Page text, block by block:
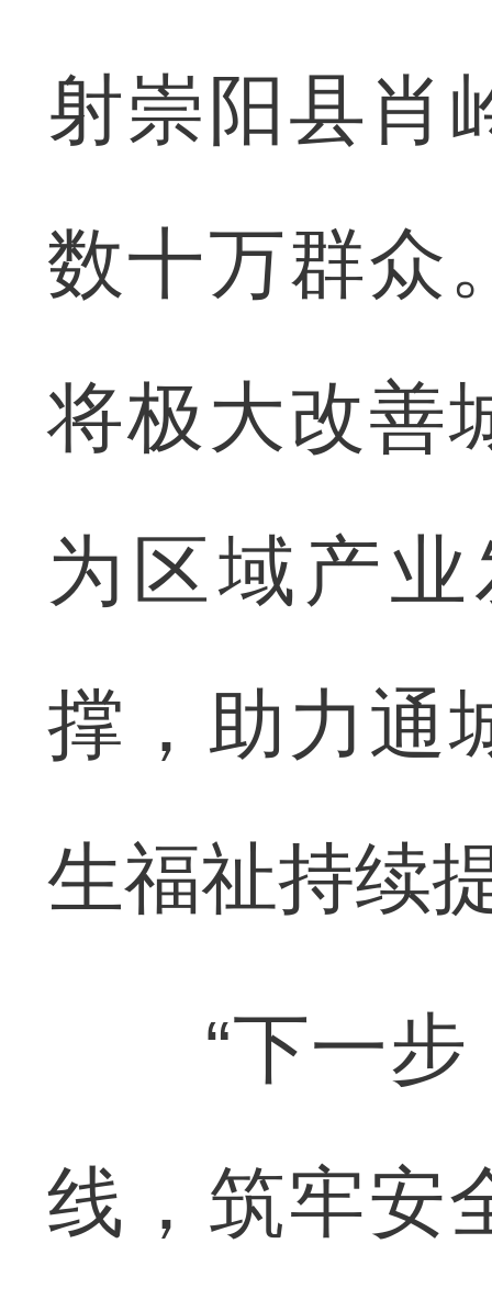
射崇阳县肖
数十万群众
将极大改善
为区域产
撑，助力通
生福祉持续
“下一步
线，筑牢安